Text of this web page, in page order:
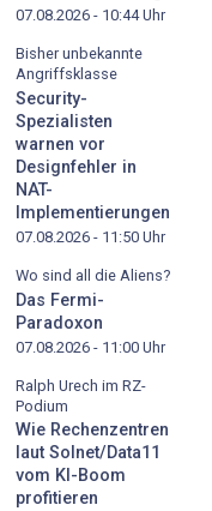
07.08.2026 - 10:44Uhr
Bisher unbekannte
Angriffsklasse
Security-
Spezialisten
warnen vor
Designfehler in
NAT-
Implementierungen
07.08.2026 - 11:50 Uhr
Wo sind all die Aliens?
Das Fermi-
Paradoxon
07.08.2026 - 11:00 Uhr
Ralph Urech im RZ-
Podium
Wie Rechenzentren
laut Solnet/Data11
vom KI-Boom
profitieren